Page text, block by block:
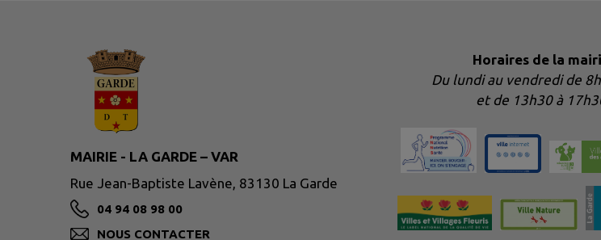
MAIRIE - LA GARDE – VAR
Rue Jean-Baptiste Lavène, 83130 La Garde
04 94 08 98 00
NOUS CONTACTER
Horaires de la
Du lundi au vendredi de
et de 13h30 à